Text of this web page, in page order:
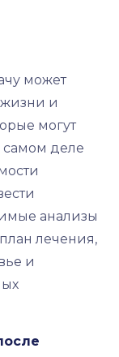
может
жизни и
могут
самом деле
анализы
лечения,
и